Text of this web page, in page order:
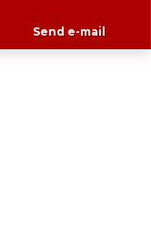
Send e-mail